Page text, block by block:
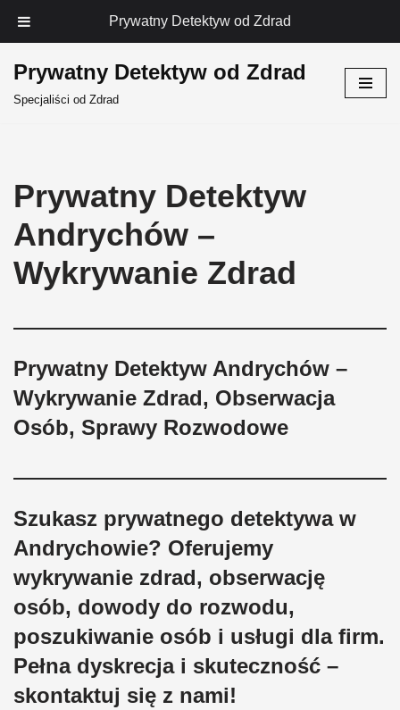
Prywatny Detektyw od Zdrad
Prywatny Detektyw od Zdrad
Specjaliści od Zdrad
Prywatny Detektyw
Andrychów –
Wykrywanie Zdrad
Prywatny Detektyw Andrychów –
Wykrywanie Zdrad, Obserwacja
Osób, Sprawy Rozwodowe
Szukasz prywatnego detektywa w
Andrychowie? Oferujemy
wykrywanie zdrad, obserwację
osób, dowody do rozwodu,
poszukiwanie osób i usługi dla firm.
Pełna dyskrecja i skuteczność –
skontaktuj się z nami!